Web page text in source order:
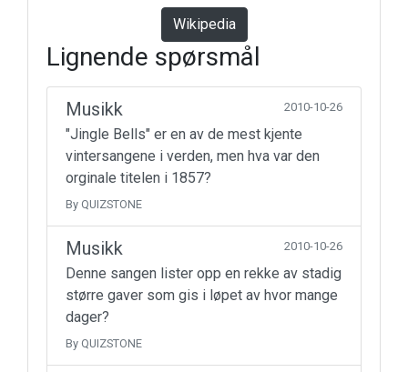
Wikipedia
Lignende spørsmål
Musikk 2010-10-26
"Jingle Bells" er en av de mest kjente
vintersangene i verden, men hva var den
orginale titelen i 1857?
By QUIZSTONE
Musikk 2010-10-26
Denne sangen lister opp en rekke av stadig
større gaver som gis i løpet av hvor mange
dager?
By QUIZSTONE